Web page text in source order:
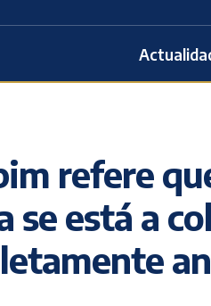
refere
se está a